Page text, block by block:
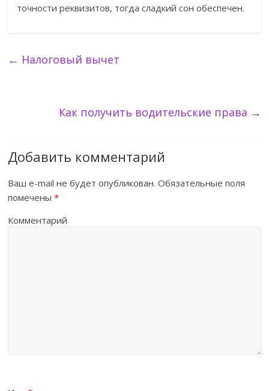
точности реквизитов, тогда сладкий сон обеспечен.
← Налоговый вычет
Как получить водительские права →
Добавить комментарий
Ваш e-mail не будет опубликован. Обязательные поля
помечены*
Комментарий